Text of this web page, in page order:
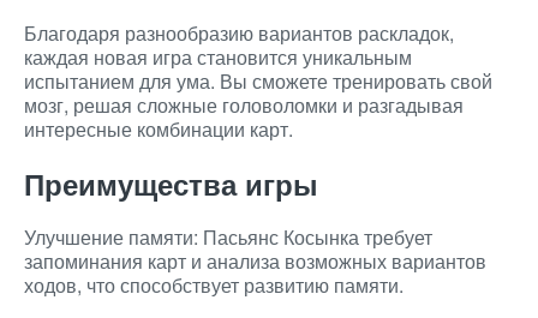
Благодаря разнообразию вариантов раскладок,
каждая новая игра становится уникальным
испытанием для ума. Вы сможете тренировать свой
мозг, решая сложные головоломки и разгадывая
интересные комбинации карт.
Преимущества игры
Улучшение памяти: Пасьянс Косынка требует
запоминания карт и анализа возможных вариантов
ходов, что способствует развитию памяти.